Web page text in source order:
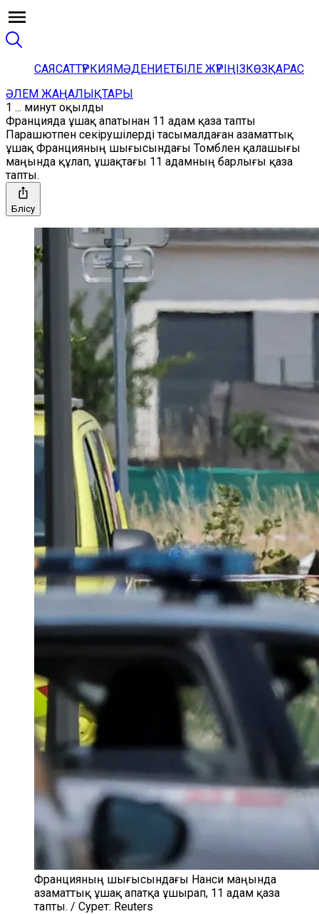
САЯСАТТҮРКИЯМӘДЕНИЕТБІЛЕ ЖҮРІҢІЗКӨЗҚАРАС
ӘЛЕМ ЖАҢАЛЫҚТАРЫ
1 ... минут оқылды
Францияда ұшақ апатынан 11 адам қаза тапты
Парашютпен секірушілерді тасымалдаған азаматтық
ұшақ Францияның шығысындағы Томблен қалашығы
маңында құлап, ұшақтағы 11 адамның барлығы қаза
тапты.
Бөлісу
Францияның шығысындағы Нанси маңында
азаматтық ұшақ апатқа ұшырап, 11 адам қаза
тапты. / Сурет: Reuters